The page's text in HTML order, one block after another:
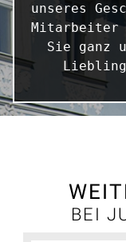
unseres
Mitarbeiter
Sie ganz
BEI